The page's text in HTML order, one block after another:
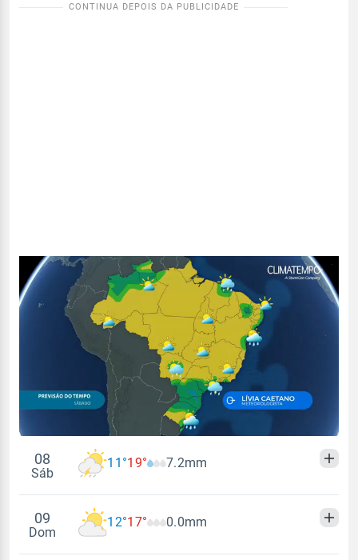
08
Sáb
11°19° 7.2mm
MadrugadaManhãTarde
09
Dom
12°17° 0.0mm